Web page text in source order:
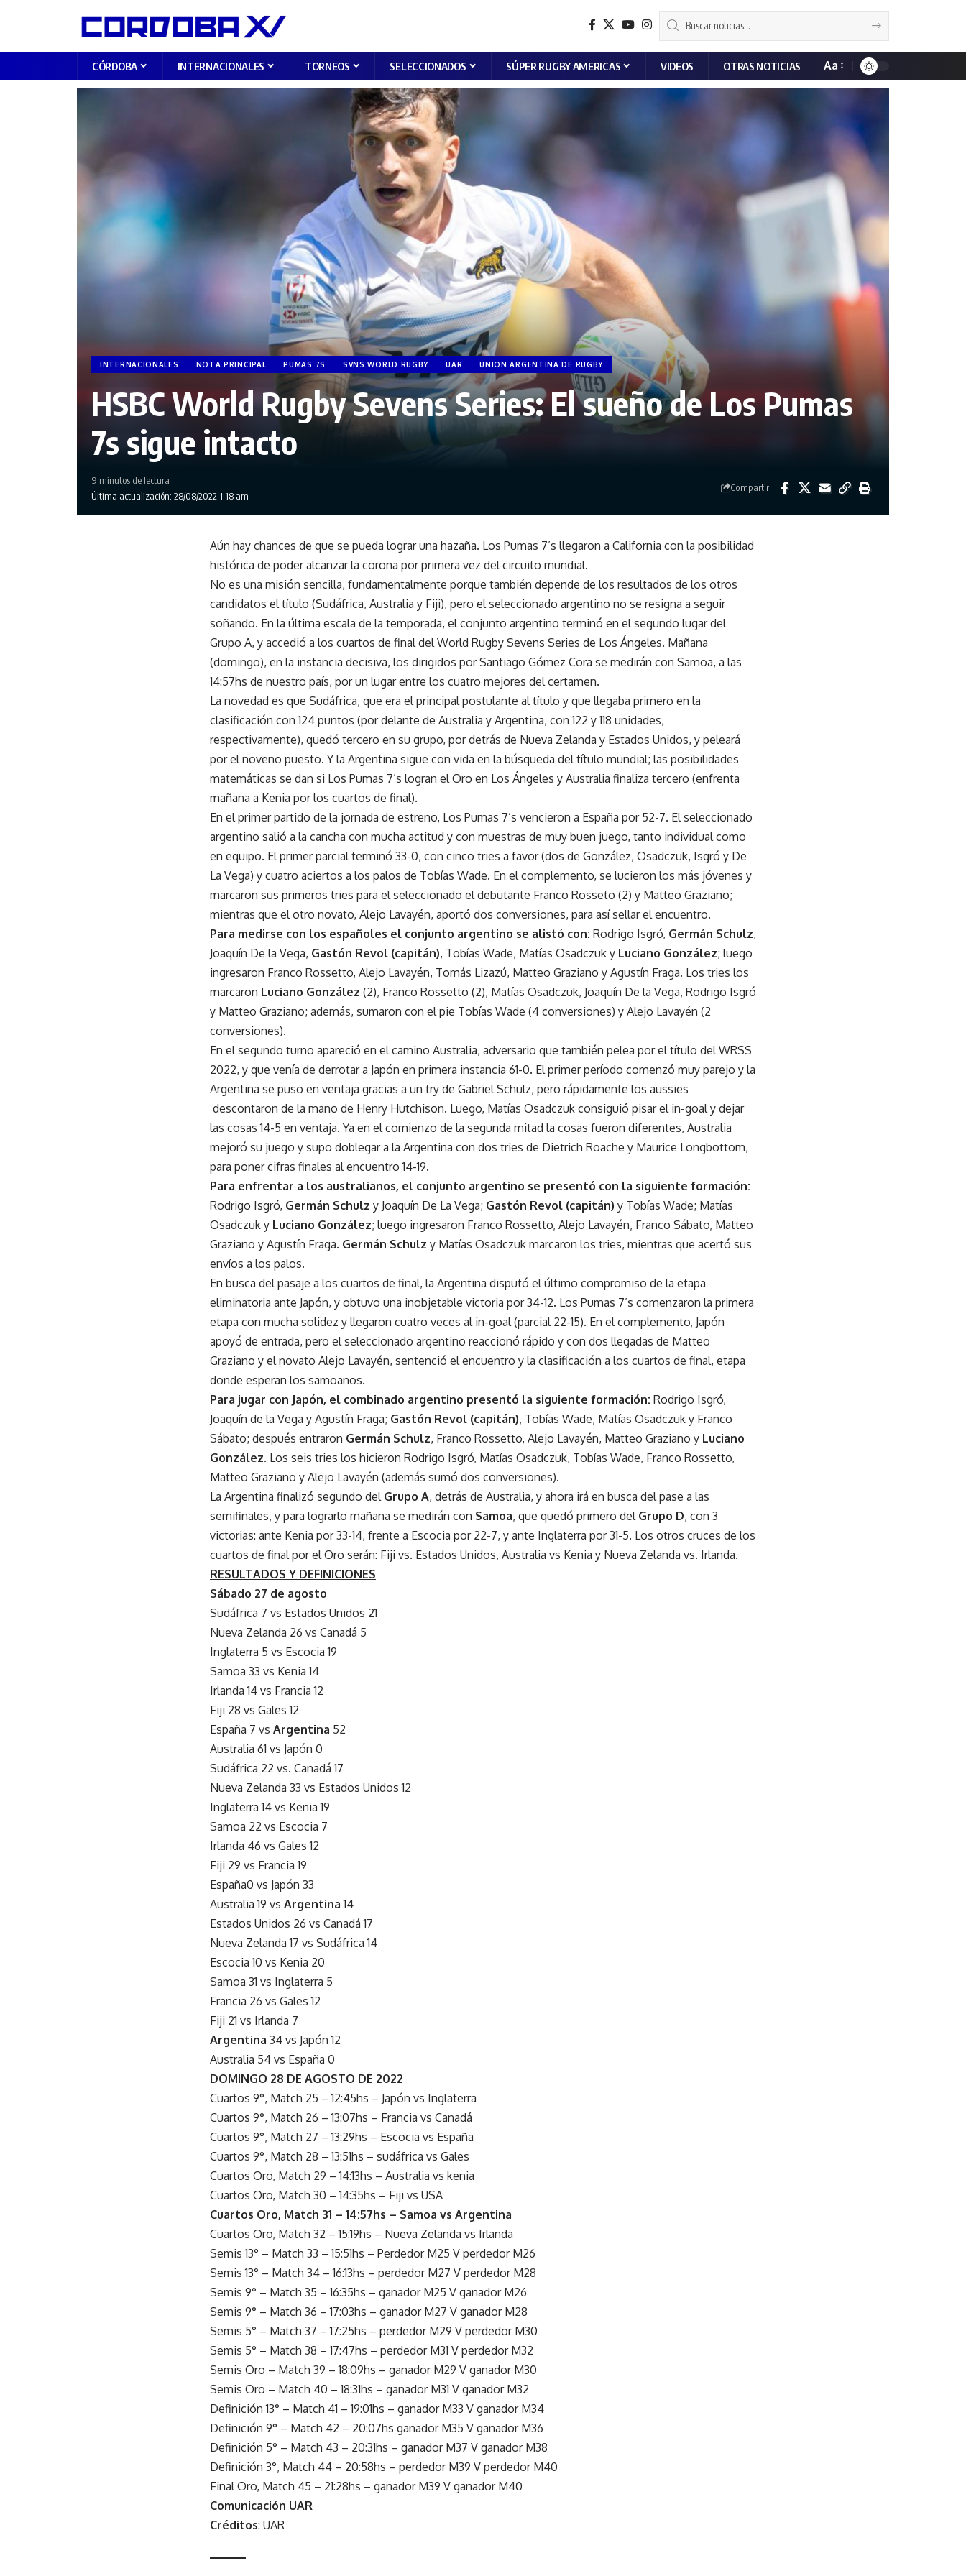
CÓRDOBA INTERNACIONALES TORNEOS SELECCIONADOS SÚPER RUGBY AMERICAS VIDEOS OTRAS NOTICIAS Aa
INTERNACIONALES NOTA PRINCIPAL PUMAS 7S SVNS WORLD RUGBY UAR UNION ARGENTINA DE RUGBY
HSBC World Rugby Sevens Series: El sueño de Los Pumas
7s sigue intacto
Última actualización: 28/08/2022 1:18 am
9 minutos de lectura
Compartir
Aún hay chances de que se pueda lograr una hazaña. Los Pumas 7’s llegaron a California con la posibilidad
histórica de poder alcanzar la corona por primera vez del circuito mundial.
No es una misión sencilla, fundamentalmente porque también depende de los resultados de los otros
candidatos el título (Sudáfrica, Australia y Fiji), pero el seleccionado argentino no se resigna a seguir
soñando. En la última escala de la temporada, el conjunto argentino terminó en el segundo lugar del
Grupo A, y accedió a los cuartos de final del World Rugby Sevens Series de Los Ángeles. Mañana
(domingo), en la instancia decisiva, los dirigidos por Santiago Gómez Cora se medirán con Samoa, a las
14:57hs de nuestro país, por un lugar entre los cuatro mejores del certamen.
La novedad es que Sudáfrica, que era el principal postulante al título y que llegaba primero en la
clasificación con 124 puntos (por delante de Australia y Argentina, con 122 y 118 unidades,
respectivamente), quedó tercero en su grupo, por detrás de Nueva Zelanda y Estados Unidos, y peleará
por el noveno puesto. Y la Argentina sigue con vida en la búsqueda del título mundial; las posibilidades
matemáticas se dan si Los Pumas 7’s logran el Oro en Los Ángeles y Australia finaliza tercero (enfrenta
mañana a Kenia por los cuartos de final).
En el primer partido de la jornada de estreno, Los Pumas 7’s vencieron a España por 52-7. El seleccionado
argentino salió a la cancha con mucha actitud y con muestras de muy buen juego, tanto individual como
en equipo. El primer parcial terminó 33-0, con cinco tries a favor (dos de González, Osadczuk, Isgró y De
La Vega) y cuatro aciertos a los palos de Tobías Wade. En el complemento, se lucieron los más jóvenes y
marcaron sus primeros tries para el seleccionado el debutante Franco Rosseto (2) y Matteo Graziano;
mientras que el otro novato, Alejo Lavayén, aportó dos conversiones, para así sellar el encuentro.
Para medirse con los españoles el conjunto argentino se alistó con: Rodrigo Isgró, Germán Schulz,
Joaquín De la Vega, Gastón Revol (capitán), Tobías Wade, Matías Osadczuk y Luciano González; luego
ingresaron Franco Rossetto, Alejo Lavayén, Tomás Lizazú, Matteo Graziano y Agustín Fraga. Los tries los
marcaron Luciano González (2), Franco Rossetto (2), Matías Osadczuk, Joaquín De la Vega, Rodrigo Isgró
y Matteo Graziano; además, sumaron con el pie Tobías Wade (4 conversiones) y Alejo Lavayén (2
conversiones).
En el segundo turno apareció en el camino Australia, adversario que también pelea por el título del WRSS
2022, y que venía de derrotar a Japón en primera instancia 61-0. El primer período comenzó muy parejo y la
Argentina se puso en ventaja gracias a un try de Gabriel Schulz, pero rápidamente los aussies
descontaron de la mano de Henry Hutchison. Luego, Matías Osadczuk consiguió pisar el in-goal y dejar
las cosas 14-5 en ventaja. Ya en el comienzo de la segunda mitad la cosas fueron diferentes, Australia
mejoró su juego y supo doblegar a la Argentina con dos tries de Dietrich Roache y Maurice Longbottom,
para poner cifras finales al encuentro 14-19.
Para enfrentar a los australianos, el conjunto argentino se presentó con la siguiente formación:
Rodrigo Isgró, Germán Schulz y Joaquín De La Vega; Gastón Revol (capitán) y Tobías Wade; Matías
Osadczuk y Luciano González; luego ingresaron Franco Rossetto, Alejo Lavayén, Franco Sábato, Matteo
Graziano y Agustín Fraga. Germán Schulz y Matías Osadczuk marcaron los tries, mientras que acertó sus
envíos a los palos.
En busca del pasaje a los cuartos de final, la Argentina disputó el último compromiso de la etapa
eliminatoria ante Japón, y obtuvo una inobjetable victoria por 34-12. Los Pumas 7’s comenzaron la primera
etapa con mucha solidez y llegaron cuatro veces al in-goal (parcial 22-15). En el complemento, Japón
apoyó de entrada, pero el seleccionado argentino reaccionó rápido y con dos llegadas de Matteo
Graziano y el novato Alejo Lavayén, sentenció el encuentro y la clasificación a los cuartos de final, etapa
donde esperan los samoanos.
Para jugar con Japón, el combinado argentino presentó la siguiente formación: Rodrigo Isgró,
Joaquín de la Vega y Agustín Fraga; Gastón Revol (capitán), Tobías Wade, Matías Osadczuk y Franco
Sábato; después entraron Germán Schulz, Franco Rossetto, Alejo Lavayén, Matteo Graziano y Luciano
González. Los seis tries los hicieron Rodrigo Isgró, Matías Osadczuk, Tobías Wade, Franco Rossetto,
Matteo Graziano y Alejo Lavayén (además sumó dos conversiones).
La Argentina finalizó segundo del Grupo A, detrás de Australia, y ahora irá en busca del pase a las
semifinales, y para lograrlo mañana se medirán con Samoa, que quedó primero del Grupo D, con 3
victorias: ante Kenia por 33-14, frente a Escocia por 22-7, y ante Inglaterra por 31-5. Los otros cruces de los
cuartos de final por el Oro serán: Fiji vs. Estados Unidos, Australia vs Kenia y Nueva Zelanda vs. Irlanda.
RESULTADOS Y DEFINICIONES
Sábado 27 de agosto
Sudáfrica 7 vs Estados Unidos 21
Nueva Zelanda 26 vs Canadá 5
Inglaterra 5 vs Escocia 19
Samoa 33 vs Kenia 14
Irlanda 14 vs Francia 12
Fiji 28 vs Gales 12
España 7 vs Argentina 52
Australia 61 vs Japón 0
Sudáfrica 22 vs. Canadá 17
Nueva Zelanda 33 vs Estados Unidos 12
Inglaterra 14 vs Kenia 19
Samoa 22 vs Escocia 7
Irlanda 46 vs Gales 12
Fiji 29 vs Francia 19
España0 vs Japón 33
Australia 19 vs Argentina 14
Estados Unidos 26 vs Canadá 17
Nueva Zelanda 17 vs Sudáfrica 14
Escocia 10 vs Kenia 20
Samoa 31 vs Inglaterra 5
Francia 26 vs Gales 12
Fiji 21 vs Irlanda 7
Argentina 34 vs Japón 12
Australia 54 vs España 0
DOMINGO 28 DE AGOSTO DE 2022
Cuartos 9°, Match 25 – 12:45hs – Japón vs Inglaterra
Cuartos 9°, Match 26 – 13:07hs – Francia vs Canadá
Cuartos 9°, Match 27 – 13:29hs – Escocia vs España
Cuartos 9°, Match 28 – 13:51hs – sudáfrica vs Gales
Cuartos Oro, Match 29 – 14:13hs – Australia vs kenia
Cuartos Oro, Match 30 – 14:35hs – Fiji vs USA
Cuartos Oro, Match 31 – 14:57hs – Samoa vs Argentina
Cuartos Oro, Match 32 – 15:19hs – Nueva Zelanda vs Irlanda
Semis 13° – Match 33 – 15:51hs – Perdedor M25 V perdedor M26
Semis 13° – Match 34 – 16:13hs – perdedor M27 V perdedor M28
Semis 9° – Match 35 – 16:35hs – ganador M25 V ganador M26
Semis 9° – Match 36 – 17:03hs – ganador M27 V ganador M28
Semis 5° – Match 37 – 17:25hs – perdedor M29 V perdedor M30
Semis 5° – Match 38 – 17:47hs – perdedor M31 V perdedor M32
Semis Oro – Match 39 – 18:09hs – ganador M29 V ganador M30
Semis Oro – Match 40 – 18:31hs – ganador M31 V ganador M32
Definición 13° – Match 41 – 19:01hs – ganador M33 V ganador M34
Definición 9° – Match 42 – 20:07hs ganador M35 V ganador M36
Definición 5° – Match 43 – 20:31hs – ganador M37 V ganador M38
Definición 3°, Match 44 – 20:58hs – perdedor M39 V perdedor M40
Final Oro, Match 45 – 21:28hs – ganador M39 V ganador M40
Comunicación UAR
Créditos: UAR